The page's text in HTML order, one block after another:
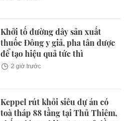
Khởi tố đường dây sản xuất
thuốc Đông y giả, pha tân dược
để tạo hiệu quả tức thì
2 giờ trước
Keppel rút khỏi siêu dự án có
toà tháp 88 tầng tại Thủ Thiêm,